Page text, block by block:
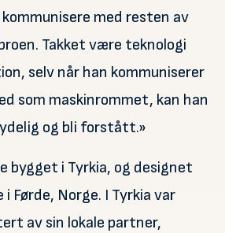
med resten av
Takket være teknologi
selv når han kommuniserer
som maskinrommet, kan han
og bli forstått.»
bygget i Tyrkia, og designet
Førde, Norge. I Tyrkia var
av sin lokale partner,